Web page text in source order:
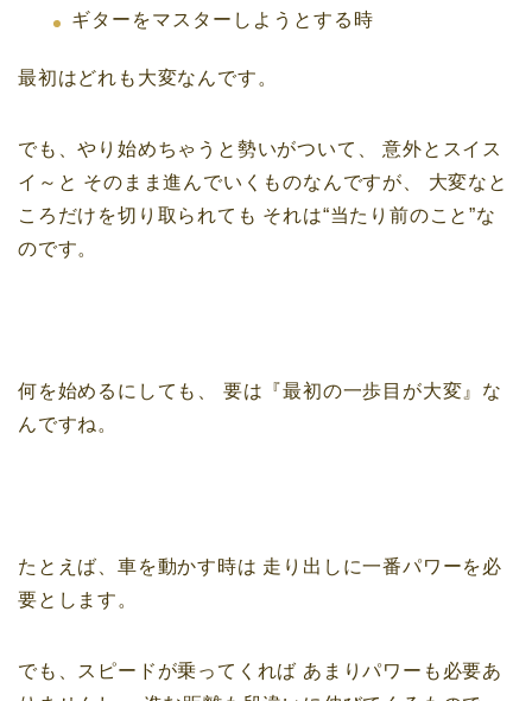
ギターをマスターしようとする時
最初はどれも大変なんです。
でも、やり始めちゃうと勢いがついて、
意外とスイス
イ～と そのまま進んでいくものなんですが、
大変なと
ころだけを切り取られても それは“当たり前のこと”な
のです。
何を始めるにしても、
要は『最初の一歩目が大変』な
んですね。
たとえば、車を動かす時は 走り出しに一番パワーを必
要とします。
でも、スピードが乗ってくれば あまりパワーも必要あ